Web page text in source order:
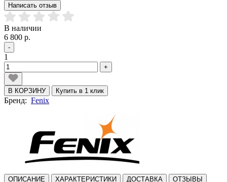
Написать отзыв
В наличии
6 800 р.
-
1
+
В КОРЗИНУ Купить в 1 клик
Бренд: Fenix
ОПИСАНИЕ ХАРАКТЕРИСТИКИ ДОСТАВКА ОТЗЫВЫ